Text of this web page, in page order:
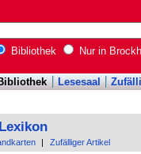
Bibliothek Nur in
Lesesaal
Zufälliger Artikel